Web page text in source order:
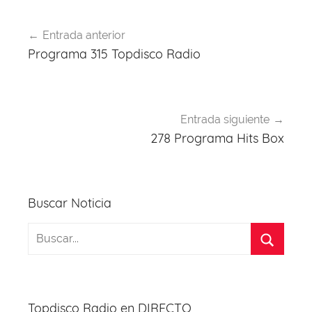
de
Entrada anterior
Programa 315 Topdisco Radio
Entrada siguiente
278 Programa Hits Box
Buscar Noticia
Topdisco Radio en DIRECTO